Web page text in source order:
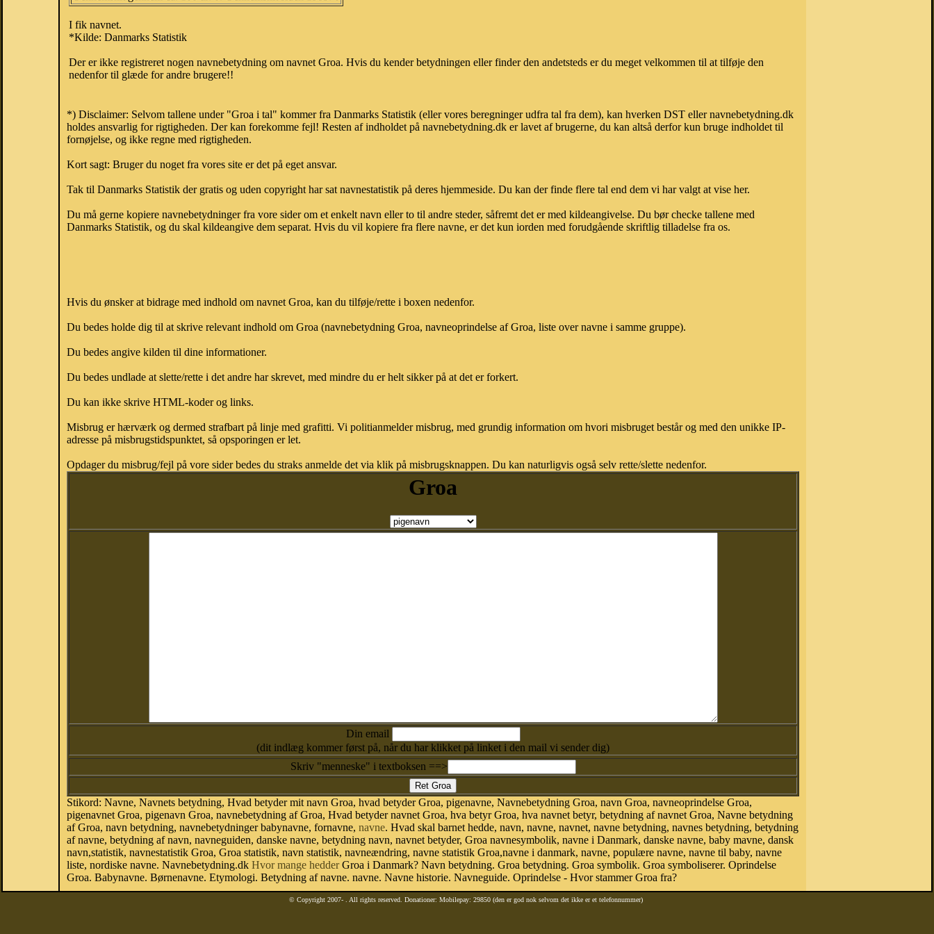
I fik navnet.
*Kilde: Danmarks Statistik
Der er ikke registreret nogen navnebetydning om navnet Groa. Hvis du kender betydningen eller finder den andetsteds er du meget velkommen til at tilføje den
nedenfor til glæde for andre brugere!!
*) Disclaimer: Selvom tallene under "Groa i tal" kommer fra Danmarks Statistik (eller vores beregninger udfra tal fra dem), kan hverken DST eller navnebetydning.dk
holdes ansvarlig for rigtigheden. Der kan forekomme fejl! Resten af indholdet på navnebetydning.dk er lavet af brugerne, du kan altså derfor kun bruge indholdet til
fornøjelse, og ikke regne med rigtigheden.
Kort sagt: Bruger du noget fra vores site er det på eget ansvar.
Tak til Danmarks Statistik der gratis og uden copyright har sat navnestatistik på deres hjemmeside. Du kan der finde flere tal end dem vi har valgt at vise her.
Du må gerne kopiere navnebetydninger fra vore sider om et enkelt navn eller to til andre steder, såfremt det er med kildeangivelse. Du bør checke tallene med
Danmarks Statistik, og du skal kildeangive dem separat. Hvis du vil kopiere fra flere navne, er det kun iorden med forudgående skriftlig tilladelse fra os.
Hvis du ønsker at bidrage med indhold om navnet Groa, kan du tilføje/rette i boxen nedenfor.
Du bedes holde dig til at skrive relevant indhold om Groa (navnebetydning Groa, navneoprindelse af Groa, liste over navne i samme gruppe).
Du bedes angive kilden til dine informationer.
Du bedes undlade at slette/rette i det andre har skrevet, med mindre du er helt sikker på at det er forkert.
Du kan ikke skrive HTML-koder og links.
Misbrug er hærværk og dermed strafbart på linje med grafitti. Vi politianmelder misbrug, med grundig information om hvori misbruget består og med den unikke IP-
adresse på misbrugstidspunktet, så opsporingen er let.
Opdager du misbrug/fejl på vore sider bedes du straks anmelde det via klik på misbrugsknappen. Du kan naturligvis også selv rette/slette nedenfor.
Groa
Din email
(dit indlæg kommer først på, når du har klikket på linket i den mail vi sender dig)
Skriv "menneske" i textboksen ==>
Stikord: Navne, Navnets betydning, Hvad betyder mit navn Groa, hvad betyder Groa, pigenavne, Navnebetydning Groa, navn Groa, navneoprindelse Groa,
pigenavnet Groa, pigenavn Groa, navnebetydning af Groa, Hvad betyder navnet Groa, hva betyr Groa, hva navnet betyr, betydning af navnet Groa, Navne betydning
af Groa, navn betydning, navnebetydninger babynavne, fornavne, navne. Hvad skal barnet hedde, navn, navne, navnet, navne betydning, navnes betydning, betydning
af navne, betydning af navn, navneguiden, danske navne, betydning navn, navnet betyder, Groa navnesymbolik, navne i Danmark, danske navne, baby mavne, dansk
navn,statistik, navnestatistik Groa, Groa statistik, navn statistik, navneændring, navne statistik Groa,navne i danmark, navne, populære navne, navne til baby, navne
liste, nordiske navne. Navnebetydning.dk Hvor mange hedderGroa i Danmark? Navn betydning. Groa betydning. Groa symbolik. Groa symboliserer. Oprindelse
Groa. Babynavne. Børnenavne. Etymologi. Betydning af navne. navne. Navne historie. Navneguide. Oprindelse - Hvor stammer Groa fra?
© Copyright 2007- . All rights reserved. Donationer: Mobilepay: 29850 (den er god nok selvom det ikke er et telefonnummer)